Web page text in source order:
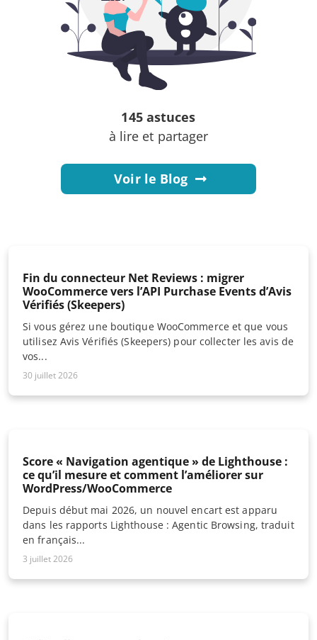
145 astuces
à lire et partager
Voir le Blog
Fin du connecteur Net Reviews : migrer
WooCommerce vers l’API Purchase Events d’Avis
Vérifiés (Skeepers)
Si vous gérez une boutique WooCommerce et que vous
utilisez Avis Vérifiés (Skeepers) pour collecter les avis de
vos...
30 juillet 2026
Score « Navigation agentique » de Lighthouse :
ce qu’il mesure et comment l’améliorer sur
WordPress/WooCommerce
Depuis début mai 2026, un nouvel encart est apparu
dans les rapports Lighthouse : Agentic Browsing, traduit
en français...
3 juillet 2026